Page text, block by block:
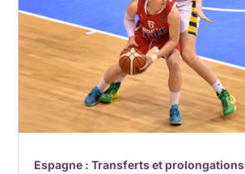
Espagne : Transferts et prolongations